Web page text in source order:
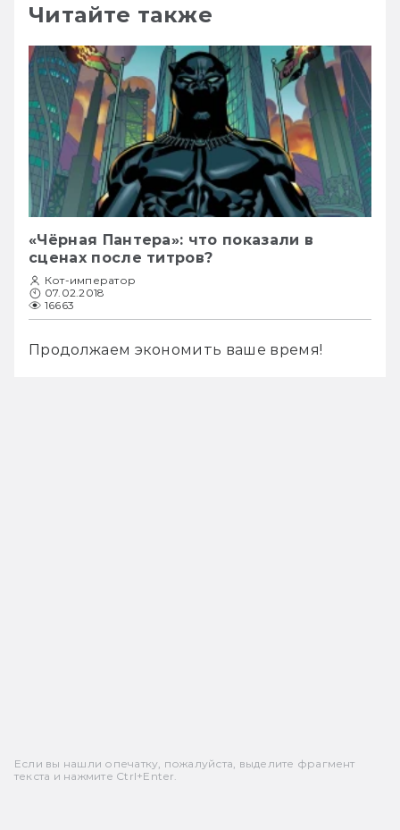
Читайте также
«Чёрная Пантера»: что показали в
сценах после титров?
Кот-император
07.02.2018
16663
Продолжаем экономить ваше время!
Если вы нашли опечатку, пожалуйста, выделите фрагмент
текста и нажмите Ctrl+Enter.